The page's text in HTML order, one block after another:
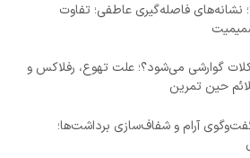
فاصله‌گیری عاطفی؛ تفاوت
گوارشی می‌شود؟؛ علت تهوع، رفلاکس و
حین تمرین
آرام و شفاف‌سازی برداشت‌ها؛